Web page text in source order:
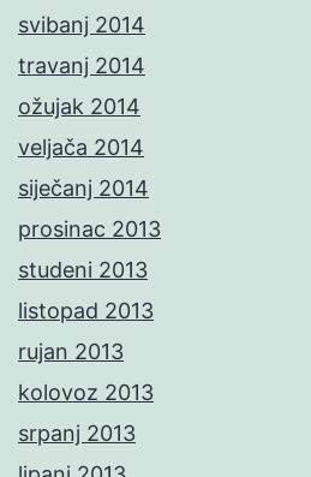
svibanj 2014
travanj 2014
ožujak 2014
veljača 2014
siječanj 2014
prosinac 2013
studeni 2013
listopad 2013
rujan 2013
kolovoz 2013
srpanj 2013